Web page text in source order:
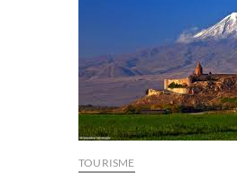
TOURISME